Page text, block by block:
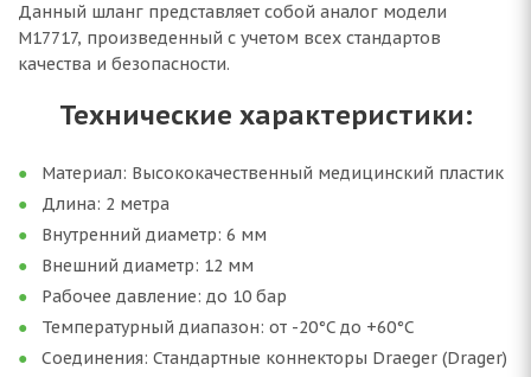
Данный шланг представляет собой аналог модели
M17717, произведенный с учетом всех стандартов
качества и безопасности.
Технические характеристики:
Материал: Высококачественный медицинский пластик
Длина: 2 метра
Внутренний диаметр: 6 мм
Внешний диаметр: 12 мм
Рабочее давление: до 10 бар
Температурный диапазон: от -20°C до +60°C
Соединения: Стандартные коннекторы Draeger (Drager)